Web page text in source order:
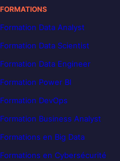
FORMATIONS
Formation Data Analyst
Formation Data Scientist
Formation Data Engineer
Formation Power BI
Formation DevOps
Formation Business Analyst
Formations en Big Data
Formations en Cybersécurité